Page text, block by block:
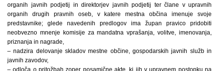
organih javnih podjetij in direktorjev javnih podjetij ter člane v upravnih
organih drugih pravnih oseb, v katere mestna občina imenuje svoje
predstavnike; glede navedenih predlogov ima župan pravico pridobiti
neobvezno mnenje komisije za mandatna vprašanja, volitve, imenovanja,
priznanja in nagrade,
– nadzira delovanje skladov mestne občine, gospodarskih javnih služb in
javnih zavodov,